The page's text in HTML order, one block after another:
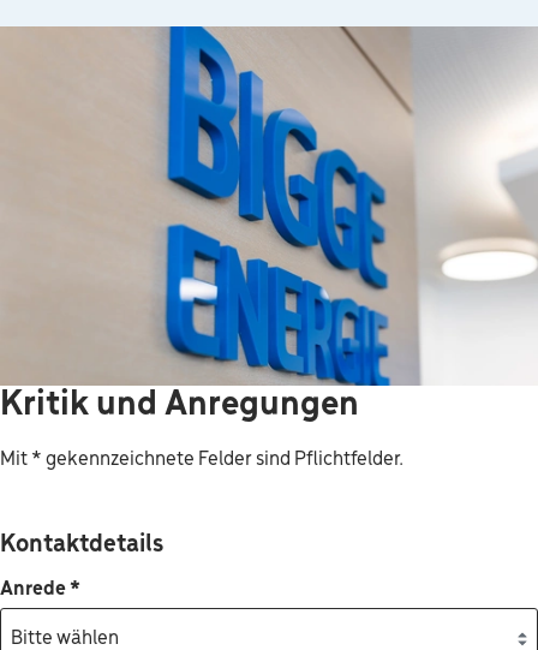
Kritik und Anregungen
Mit * gekennzeichnete Felder sind Pflichtfelder.
Kontaktdetails
Anrede*